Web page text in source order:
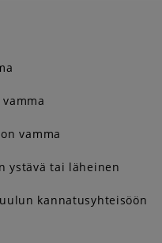
vamma
ystävä tai läheinen
kannatusyhteisöön